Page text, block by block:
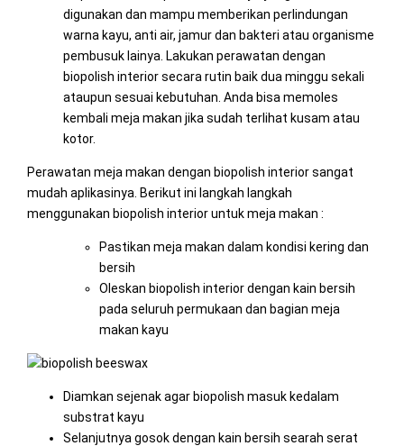
digunakan dan mampu memberikan perlindungan
warna kayu, anti air, jamur dan bakteri atau organisme
pembusuk lainya. Lakukan perawatan dengan
biopolish interior secara rutin baik dua minggu sekali
ataupun sesuai kebutuhan. Anda bisa memoles
kembali meja makan jika sudah terlihat kusam atau
kotor.
Perawatan meja makan dengan biopolish interior sangat
mudah aplikasinya. Berikut ini langkah langkah
menggunakan biopolish interior untuk meja makan :
Pastikan meja makan dalam kondisi kering dan
bersih
Oleskan biopolish interior dengan kain bersih
pada seluruh permukaan dan bagian meja
makan kayu
Diamkan sejenak agar biopolish masuk kedalam
substrat kayu
Selanjutnya gosok dengan kain bersih searah serat